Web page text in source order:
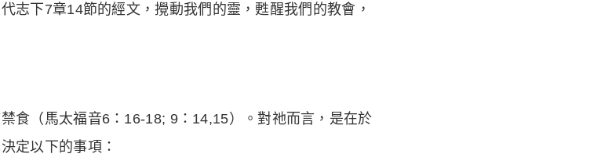
志下7章14節的經文，攪動我們的靈，甦醒我們的教會，
食（馬太福音6：16-18; 9：14,15）。對祂而言，是在於
定以下的事項：